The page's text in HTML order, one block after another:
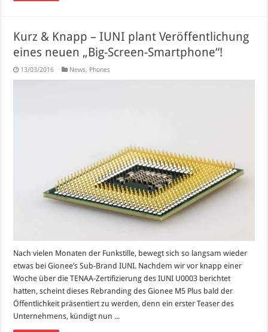
Kurz & Knapp – IUNI plant Veröffentlichung
eines neuen „Big-Screen-Smartphone“!
13/03/2016 News, Phones
Nach vielen Monaten der Funkstille, bewegt sich so langsam wieder
etwas bei Gionee’s Sub-Brand IUNI. Nachdem wir vor knapp einer
Woche über die TENAA-Zertifizierung des IUNI U0003 berichtet
hatten, scheint dieses Rebranding des Gionee M5 Plus bald der
Öffentlichkeit präsentiert zu werden, denn ein erster Teaser des
Unternehmens, kündigt nun ...